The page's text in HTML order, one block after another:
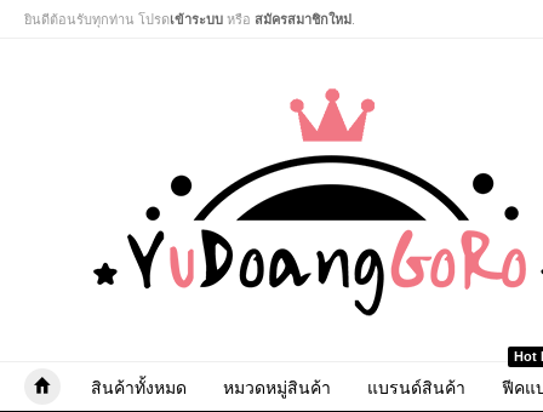
ยินดีต้อนรับทุกท่าน โปรดเข้าระบบ หรือ สมัครสมาชิกใหม่
สินค้าทั้งหมด หมวดหมู่สินค้า แบรนด์สินค้า
Hot
ฟีคแ